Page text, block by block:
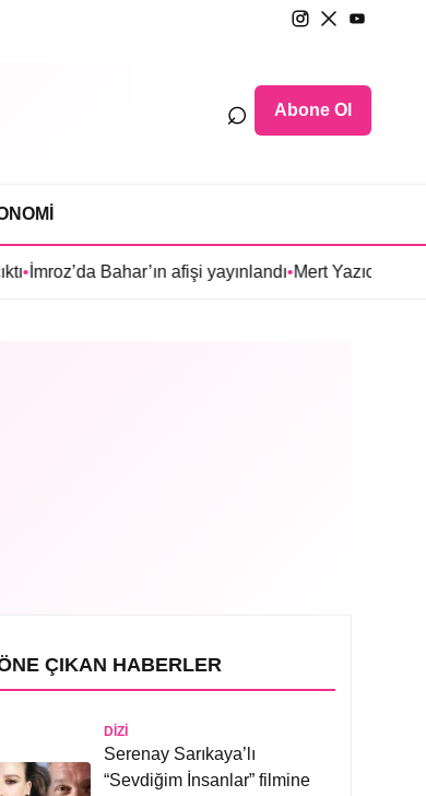
⌕ Abone Ol
afişi yayınlandı•Mert Yazıcıoğlu’nun Aras
ÇIKAN HABERLER
DIZI
Serenay Sarıkaya’lı
“Sevdiğim İnsanlar” filmine